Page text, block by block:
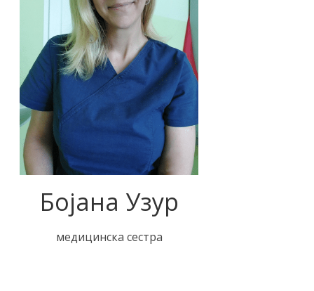
Бојана Узур
медицинска сестра